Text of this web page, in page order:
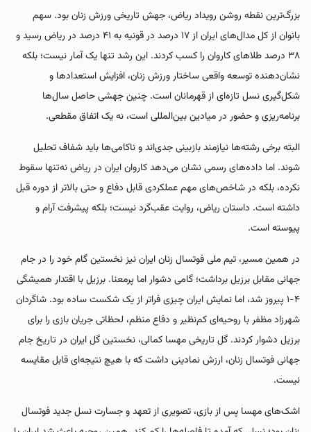
بزرگ‌ترین نقطه روشن رویداد ریاض، جهش تاریخی ورزش زنان بود. سهم
بانوان از کل مدال‌های ایران از ۱۷ درصد در قونیه به ۴۱ درصد در ریاض رسید و
۳۸ درصد طلاهای کاروان را کسب کردند. این رشد تنها یک آمار نیست؛ بلکه
نشان‌دهنده توسعه واقعی ساختار ورزش زنان، افزایش استعدادها و
شکل‌گیری نسل تازه‌ای از قهرمانان است. چنین جهشی حاصل سال‌ها
برنامه‌ریزی و حضور در میادین بین‌المللی است، نه یک اتفاق مقطعی.
البته برخی رشته‌ها نیازمند بازبینی جدی‌اند و ناکامی‌ها باید شفاف تحلیل
شوند. اما داده‌های رسمی نشان می‌دهد کاروان ایران در ریاض نه‌تنها سقوط
نکرده، بلکه در شاخص‌های مهم عملکردی قابل دفاع و حتی بالاتر از دوره قبل
داشته است. داستان ریاض، روایت عقب‌گرد نیست؛ بلکه پیشرفت آرام و
پیوسته است.
در همین مسیر، تیم ملی فوتسال زنان ایران نیز نخستین گام خود را در جام
جهانی مقابل برزیل برداشت؛ گامی دشوار اما پرمعنا. برزیل با اقتدار همیشگی
۴-۱ پیروز شد، اما نمایش ایران چیزی فراتر از یک شکست ساده بود. شاگردان
شهرزاد مظفر با روحیه‌ای کم‌نظیر و دفاع منظم، لحظاتی جریان بازی را برای
برزیل دشوار کردند. گل تاریخی مهسا کمالی، نخستین گل ایران در تاریخ جام
جهانی فوتسال زنان، ارزش نمادینی داشت که با هیچ نتیجه‌ای قابل مقایسه
نیست.
اشک‌های مهسا پس از بازی، تصویری از تعهد و جسارت نسل جدید فوتسال